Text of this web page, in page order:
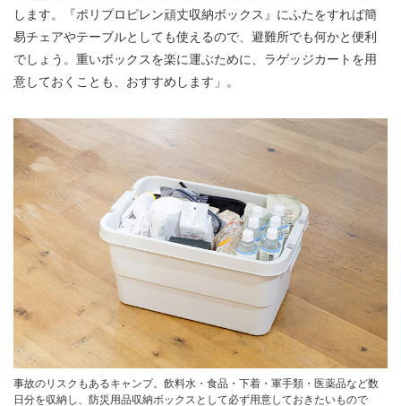
します。『ポリプロピレン頑丈収納ボックス』にふたをすれば簡
易チェアやテーブルとしても使えるので、避難所でも何かと便利
でしょう。重いボックスを楽に運ぶために、ラゲッジカートを用
意しておくことも、おすすめします」。
事故のリスクもあるキャンプ。飲料水・食品・下着・軍手類・医薬品など数
日分を収納し、防災用品収納ボックスとして必ず用意しておきたいもので